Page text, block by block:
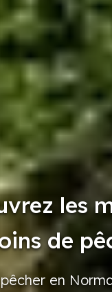
les
de
en